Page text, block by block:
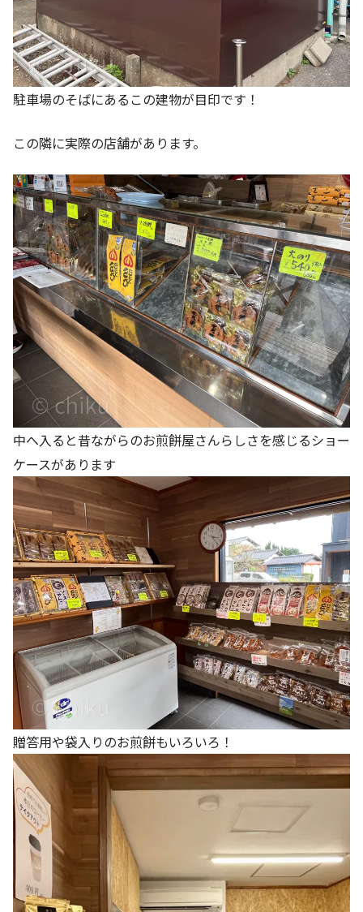
駐車場のそばにあるこの建物が目印です！
この隣に実際の店舗があります。
中へ入ると昔ながらのお煎餅屋さんらしさを感じるショー
ケースがあります
贈答用や袋入りのお煎餅もいろいろ！